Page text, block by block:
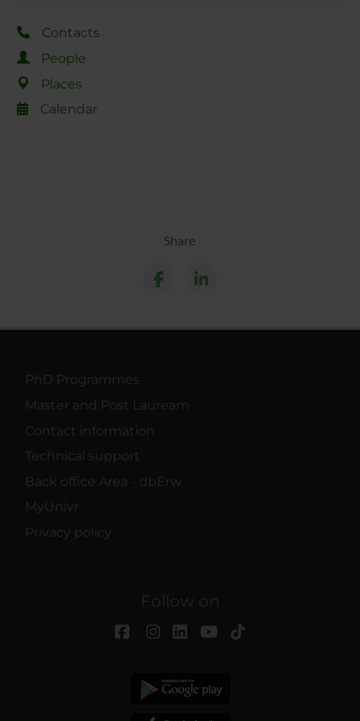
Contacts
People
Places
Calendar
Share
PhD Programmes
Master and Post Lauream
Contact information
Technical support
Back office Area - dbErw
MyUnivr
Privacy policy
Follow on